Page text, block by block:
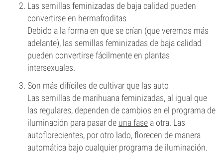
Las semillas feminizadas de baja calidad pueden
convertirse en hermafroditas
Debido a la forma en que se crían (que veremos más
adelante), las semillas feminizadas de baja calidad
pueden convertirse fácilmente en plantas
intersexuales.
Son más difíciles de cultivar que las auto
Las semillas de marihuana feminizadas, al igual que
las regulares, dependen de cambios en el programa de
iluminación para pasar de una fase a otra. Las
autoflorecientes, por otro lado, florecen de manera
automática bajo cualquier programa de iluminación.